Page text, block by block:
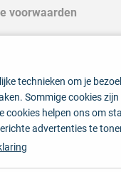
voorwaarden
technieken om je
Sommige cookies
cookies helpen ons om
advertenties te